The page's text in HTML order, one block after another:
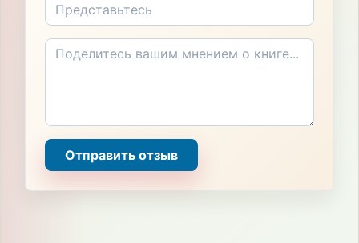
Отправить отзыв